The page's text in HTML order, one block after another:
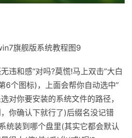
旗舰版系统教程图9
和感“对吗?莫慌!马上双击”大白
6个图标)，上面会帮你自动选中”
对你要安装的系统文件的路径，
你确认下就行了)后缀名没记错
统装到哪个盘里(其实它都会默认